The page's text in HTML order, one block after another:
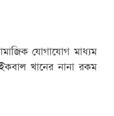
যোগাযোগ মাধ্যম
খানের নানা রকম